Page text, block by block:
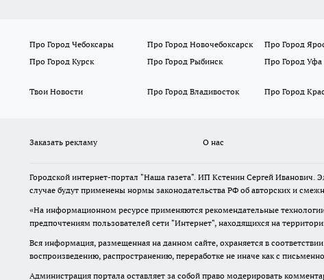
Про Город Чебоксары Про Город Новочебоксарск Про Город
Про Город Курск
Про Город Рыбинск Про Город Уфа
Твои Новости
Про Город Владивосток Про Город
Заказать рекламу О нас
Городской интернет-портал "Наша газета". ИП Кстенин Сергей Иванович.
случае будут применены нормы законодательства РФ об авторских и
«На информационном ресурсе применяются рекомендательные
предпочтениям пользователей сети "Интернет", находящихся на
Вся информация, размещенная на данном сайте, охраняется в
воспроизведению, распространению, переработке не иначе как с
Администрация портала оставляет за собой право модерировать